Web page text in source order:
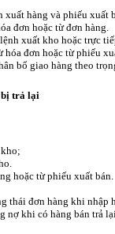
hàng và phiếu xuất
đơn hoặc từ đơn hàng.
xuất kho hoặc trực
đơn hoặc từ phiếu
bổ giao hàng theo
bị trả lại
hoặc từ phiếu xuất bán.
thái đơn hàng khi nhập
nợ khi có hàng bán trả lại.